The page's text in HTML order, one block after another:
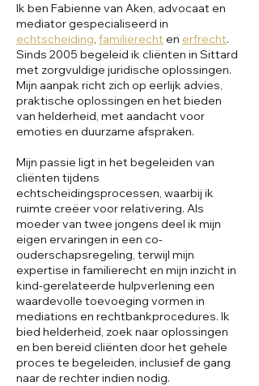
Ik ben Fabienne van Aken, advocaat en
mediator gespecialiseerd in
echtscheiding, familierecht en erfrecht.
Sinds 2005 begeleid ik cliënten in Sittard
met zorgvuldige juridische oplossingen.
Mijn aanpak richt zich op eerlijk advies,
praktische oplossingen en het bieden
van helderheid, met aandacht voor
emoties en duurzame afspraken.
Mijn passie ligt in het begeleiden van
cliënten tijdens
echtscheidingsprocessen, waarbij ik
ruimte creëer voor relativering. Als
moeder van twee jongens deel ik mijn
eigen ervaringen in een co-
ouderschapsregeling, terwijl mijn
expertise in familierecht en mijn inzicht in
kind-gerelateerde hulpverlening een
waardevolle toevoeging vormen in
mediations en rechtbankprocedures. Ik
bied helderheid, zoek naar oplossingen
en ben bereid cliënten door het gehele
proces te begeleiden, inclusief de gang
naar de rechter indien nodig.